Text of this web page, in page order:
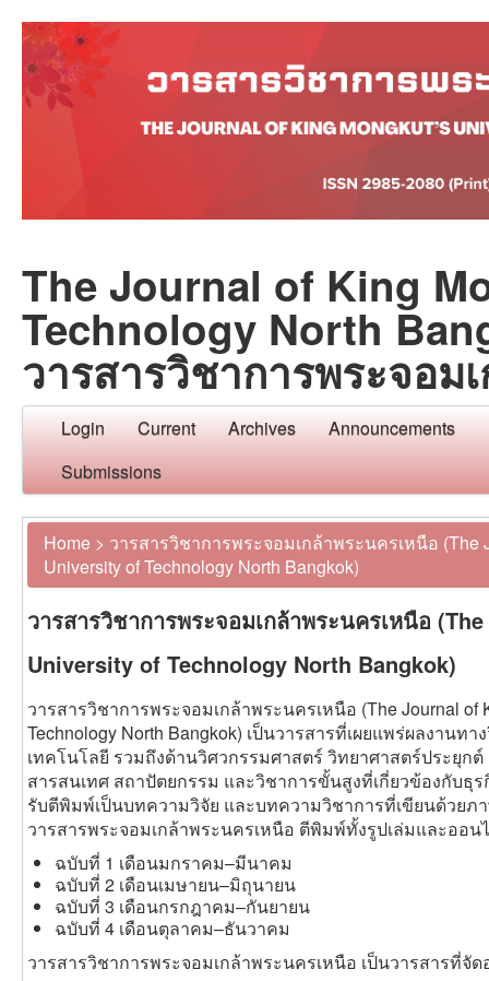
The Journal of King
Technology North
วารสารวิชาการพระจอม
Login Current Archives Announcements
Submissions
Home > วารสารวิชาการพระจอมเกล้าพระนครเหนือ (The
University of Technology North Bangkok)
วารสารวิชาการพระจอมเกล้าพระนครเหนือ
University of Technology North Bangkok)
วารสารวิชาการพระจอมเกล้าพระนครเหนือ (The Journal of
Technology North Bangkok) เป็นวารสารที่เผยแพร่ผลงานท
เทคโนโลยี รวมถึงด้านวิศวกรรมศาสตร์ วิทยาศาสตร์ประยุก
สารสนเทศ สถาปัตยกรรม และวิชาการขั้นสูงที่เกี่ยวข้องกับธุ
รับตีพิมพ์เป็นบทความวิจัย และบทความวิชาการที่เขียนด้วยภ
วารสารพระจอมเกล้าพระนครเหนือ ตีพิมพ์ทั้งรูปเล่มและออ
ฉบับที่ 1 เดือนมกราคม–มีนาคม
ฉบับที่ 2 เดือนเมษายน–มิถุนายน
ฉบับที่ 3 เดือนกรกฎาคม–กันยายน
ฉบับที่ 4 เดือนตุลาคม–ธันวาคม
วารสารวิชาการพระจอมเกล้าพระนครเหนือ เป็นวารสารที่จั